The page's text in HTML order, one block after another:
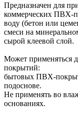
Предназначен для
коммерческих ПВХ-
воду (бетон или
смеси на
сырой клеевой слой.
Может применяться
покрытий:
бытовых ПВХ-
подоснове.
Не применять во
основаниях.